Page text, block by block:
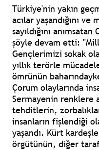
Türkiye'nin yakın
acılar yaşandığını
sayıldığını
şöyle devam etti:
Gençlerimizi sokak
yıllık terörle
ömrünün
Çorum olaylarında
Sermayenin renklere
tehditlerin,
insanların fişlendiği
yaşandı. Kürt
örgütünün, diğer